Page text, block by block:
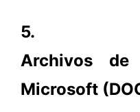
5.
Archivos de
Microsoft